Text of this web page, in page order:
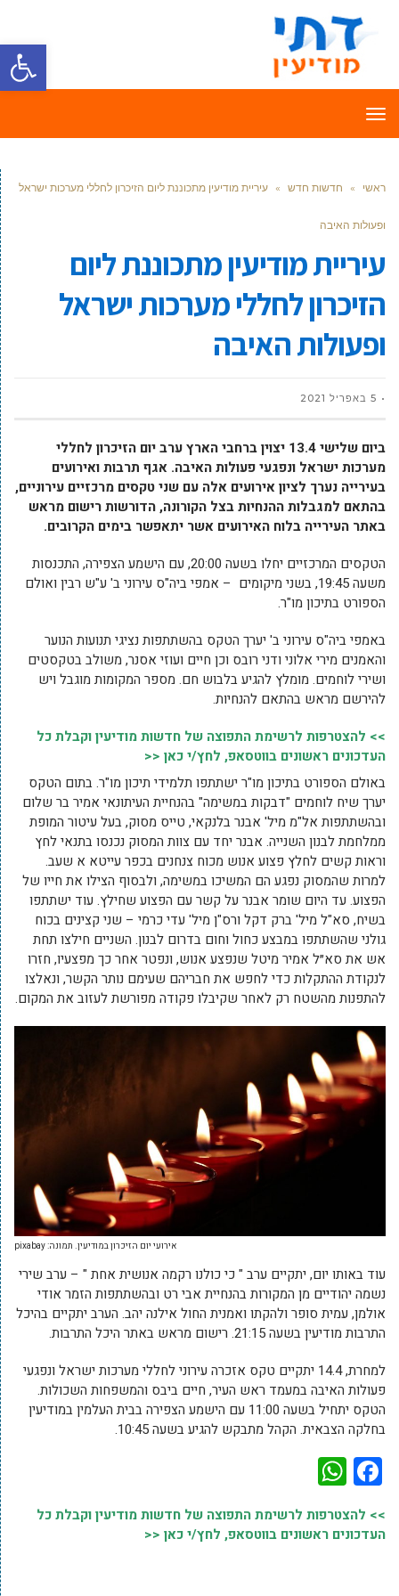
פתח
תפריט
ראשי » חדשות חדש » עיריית מודיעין מתכוננת ליום הזיכרון לחללי מערכות ישראל
ופעולות האיבה
עיריית מודיעין מתכוננת ליום
הזיכרון לחללי מערכות ישראל
ופעולות האיבה
5 באפריל 2021
ביום שלישי 13.4 יצוין ברחבי הארץ ערב יום הזיכרון לחללי
מערכות ישראל ונפגעי פעולות האיבה. אגף תרבות ואירועים
בעירייה נערך לציון אירועים אלה עם שני טקסים מרכזיים עירוניים,
בהתאם למגבלות ההנחיות בצל הקורונה, הדורשות רישום מראש
באתר העירייה בלוח האירועים אשר יתאפשר בימים הקרובים.
הטקסים המרכזיים יחלו בשעה 20:00, עם הישמע הצפירה, התכנסות
משעה 19:45, בשני מיקומים – אמפי ביה"ס עירוני ב' ע"ש רבין ואולם
הספורט בתיכון מו"ר.
באמפי ביה"ס עירוני ב' יערך הטקס בהשתתפות נציגי תנועות הנוער
והאמנים מירי אלוני ודני רובס וכן חיים ועוזי אסנר, משולב בטקסטים
ושירי לוחמים. מומלץ להגיע בלבוש חם. מספר המקומות מוגבל ויש
להירשם מראש בהתאם להנחיות.
>> להצטרפות לרשימת התפוצה של חדשות מודיעין וקבלת כל
העדכונים ראשונים בווטסאפ, לחץ/י כאן <<
באולם הספורט בתיכון מו"ר ישתתפו תלמידי תיכון מו"ר. בתום הטקס
יערך שיח לוחמים "דבקות במשימה" בהנחיית העיתונאי אמיר בר שלום
ובהשתתפות אל"מ מיל' אבנר בלנקאי, טייס מסוק, בעל עיטור המופת
ממלחמת לבנון השנייה. אבנר יחד עם צוות המסוק נכנסו בתנאי לחץ
וראות קשים לחלץ פצוע אנוש מכוח צנחנים בכפר עייטא א שעב.
למרות שהמסוק נפגע הם המשיכו במשימה, ולבסוף הצילו את חייו של
הפצוע. עד היום שומר אבנר על קשר עם הפצוע שחילץ. עוד ישתתפו
בשיח, סא"ל מיל' ברק דקל ורס"ן מיל' עדי כרמי – שני קצינים בכוח
גולני שהשתתפו במבצע כחול וחום בדרום לבנון. השניים חילצו תחת
אש את סא״ל אמיר מיטל שנפצע אנוש, ונפטר אחר כך מפצעיו, חזרו
לנקודת ההתקלות כדי לחפש את חבריהם שעימם נותר הקשר, ונאלצו
להתפנות מהשטח רק לאחר שקיבלו פקודה מפורשת לעזוב את המקום.
אירועי יום הזיכרון במודיעין. תמונה: pixabay
עוד באותו יום, יתקיים ערב " כי כולנו רקמה אנושית אחת " – ערב שירי
נשמה יהודיים מן המקורות בהנחיית אבי רט ובהשתתפות הזמר אודי
אולמן, עמית סופר ולהקתו ואמנית החול אילנה יהב. הערב יתקיים בהיכל
התרבות מודיעין בשעה 21:15. רישום מראש באתר היכל התרבות.
למחרת, 14.4 יתקיים טקס אזכרה עירוני לחללי מערכות ישראל ונפגעי
פעולות האיבה במעמד ראש העיר, חיים ביבס והמשפחות השכולות.
הטקס יתחיל בשעה 11:00 עם הישמע הצפירה בבית העלמין במודיעין
בחלקה הצבאית. הקהל מתבקש להגיע בשעה 10:45.
Facebook
>> להצטרפות לרשימת התפוצה של חדשות מודיעין וקבלת כל
העדכונים ראשונים בווטסאפ, לחץ/י כאן <<